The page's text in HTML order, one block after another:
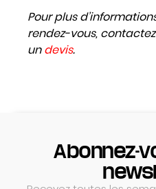
Pour plus
rendez-vous,
undevis.
Abonnez-